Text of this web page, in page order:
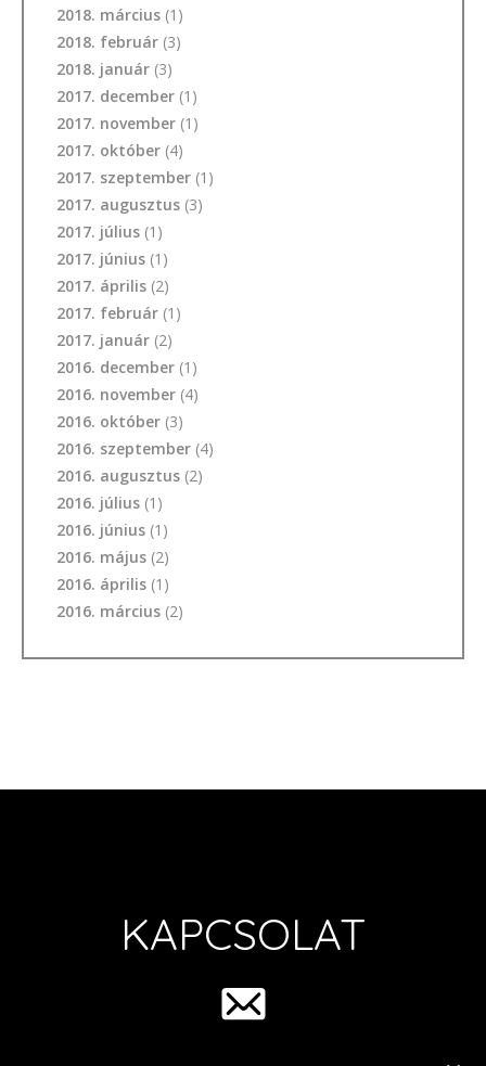
2018. március (1)
2018. február (3)
2018. január (3)
2017. december (1)
2017. november (1)
2017. október (4)
2017. szeptember (1)
2017. augusztus (3)
2017. július (1)
2017. június (1)
2017. április (2)
2017. február (1)
2017. január (2)
2016. december (1)
2016. november (4)
2016. október (3)
2016. szeptember (4)
2016. augusztus (2)
2016. július (1)
2016. június (1)
2016. május (2)
2016. április (1)
2016. március (2)
KAPCSOLAT